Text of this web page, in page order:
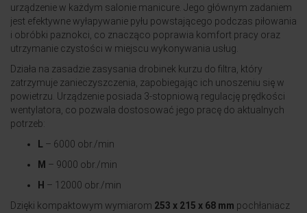
urządzenie w każdym salonie manicure. Jego głównym zadaniem
jest efektywne wyłapywanie pyłu powstającego podczas piłowania
i obróbki paznokci, co znacząco poprawia komfort pracy oraz
utrzymanie czystości w miejscu wykonywania usług.
Działa na zasadzie zasysania drobinek kurzu do filtra, który
zatrzymuje zanieczyszczenia, zapobiegając ich unoszeniu się w
powietrzu. Urządzenie posiada 3-stopniową regulację prędkości
wentylatora, co pozwala dostosować jego pracę do aktualnych
potrzeb:
L – 6000 obr./min
M – 9000 obr./min
H – 12000 obr./min
Dzięki kompaktowym wymiarom 253 x 215 x 68 mm pochłaniacz